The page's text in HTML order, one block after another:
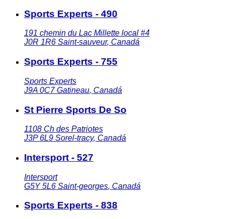
Sports Experts - 490
191 chemin du Lac Millette local #4
J0R 1R6 Saint-sauveur, Canadá
Sports Experts - 755
Sports Experts
J9A 0C7 Gatineau, Canadá
St Pierre Sports De So
1108 Ch des Patriotes
J3P 6L9 Sorel-tracy, Canadá
Intersport - 527
Intersport
G5Y 5L6 Saint-georges, Canadá
Sports Experts - 838